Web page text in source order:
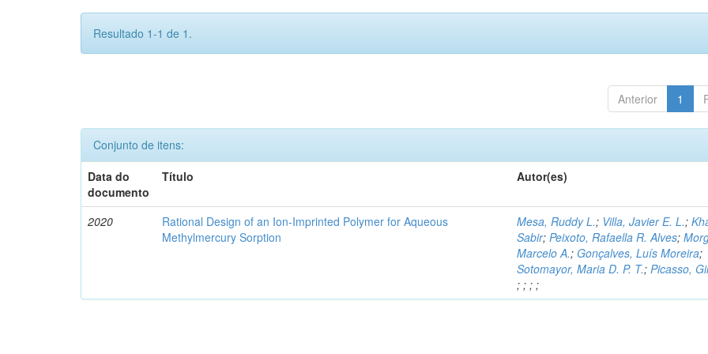
Resultado 1-1 de 1.
Anterior 1
Conjunto de itens:
Data do
documento
Título Autor(es)
2020
Rational Design of an Ion-Imprinted Polymer for Aqueous
Methylmercury Sorption
Mesa, Ruddy L.; Villa, Javier E. L.;
Sabir;Peixoto, Rafaella R. Alves;
Marcelo A.; Gonçalves, Luís Moreira;
Sotomayor, Maria D. P. T.;Picasso,
;;;;